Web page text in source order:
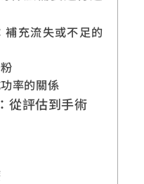
補充流失或不足的
率的關係
從評估到手術